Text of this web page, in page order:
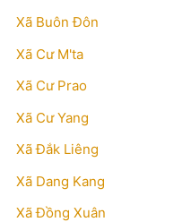
Xã Buôn Đôn
Xã Cư M'ta
Xã Cư Prao
Xã Cư Yang
Xã Đắk Liêng
Xã Dang Kang
Xã Đồng Xuân